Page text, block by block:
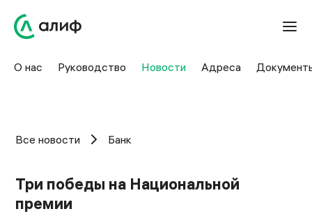
О нас Руководство Новости Адреса
Все новости Банк
Три победы на Национальной
премии